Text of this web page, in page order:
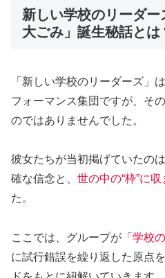
新しい学校のリーダー
大ごみ」誕生秘話とは
「新しい学校のリーダーズ」
フォーマンス集団ですが、そ
のではありませんでした。
彼女たちが当初掲げていたのは
確な信念と、 世の中の“枠”に
た。
ここでは、グループが 「学校
に試行錯誤を繰り返した原点